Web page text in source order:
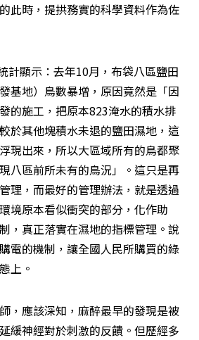
此時，提拱務實的科學資料作為佐
計顯示：去年10月，布袋八區鹽田
基地）鳥數暴增，原因竟然是「因
的施工，把原本823淹水的積水排
於其他塊積水未退的鹽田濕地，這
現出來，所以大區域所有的鳥都聚
八區前所未有的鳥況」。這只是再
理，而最好的管理辦法，就是透過
境原本看似衝突的部分，化作助
，真正落實在濕地的指標管理。說
電的機制，讓全國人民所購買的綠
上。
，應該深知，麻醉最早的發現是被
緩神經對於刺激的反饋。但歷經多